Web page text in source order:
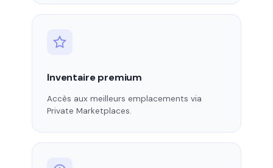
Inventaire premium
Accès aux meilleurs emplacements via
Private Marketplaces.